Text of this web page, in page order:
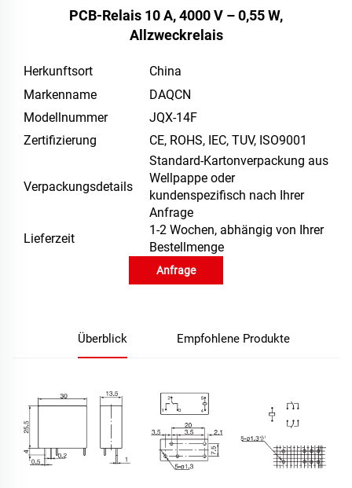
PCB-Relais 10 A, 4000 V – 0,55 W,
Allzweckrelais
Herkunftsort
China
Markenname
DAQCN
Modellnummer
JQX-14F
Zertifizierung
CE, ROHS, IEC, TUV, ISO9001
Verpackungsdetails
Standard-Kartonverpackung aus
Wellpappe oder
kundenspezifisch nach Ihrer
Anfrage
Lieferzeit
1-2 Wochen, abhängig von Ihrer
Bestellmenge
Anfrage
Überblick Empfohlene Produkte